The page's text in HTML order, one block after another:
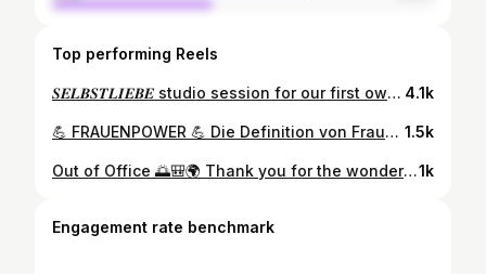
Top performing Reels
𝑺𝑬𝑳𝑩𝑺𝑻𝑳𝑰𝑬𝑩𝑬 studio session for our first own colab song 4.1k
💪 FRAUENPOWER 💪 Die Definition von Frauenpower und Lebensfreunde -> @michaela_suessbauer 💯😊 Heute zeigt euch @michaela_suessbauer dass unsere Mode wirklich zu jedem Anlass getragen werden kann - auch zum Tanz- und Fitnesskurs 😍🙏 Durch das elastische Bi-Stretch-Material unserer Hose „SILVIE“ bist du frei in deinen Bewegungen und in der aufregenden Kombi mit unserer Glitzerweste „PIA“ sind dir staunende Blicke garantiert 🤩 Bei diesen lebensfrohen Aufnahmen von @michaela_suessbauer im ROBINSON CABO VERDE möchten wir am liebsten direkt mittanzen 💃 (…und wegfliegen ✈️☀️) Was denkt ihr: Unsere Mode + Sport?! Geht das? 😉 Wir sind gespannt auf eure Meinung 😘 • • • #robinson #fitness #tanzen #goodvibes #happy #fashionlover #fashionmaker #ancoramoda #ancoramodagmbh 1.5k
Out of Office 🌅🎒🌍 Thank you for the wonderful photos ❤️❤️❤️ #winshapefashion #winshape #outofoffice #fitness #athleisure #fitnessgirl #dance #dancegirl #womanfashion #womenclothes #fitnessfashion #sportfashion #sportclothes #sportswear #sportkleidung #sportmode #sportlich #bra #sportbra #leggings #tights #functional #tealgreen #delicatemint #elegance #comfort #outfit #sportoutfit1k
Engagement rate benchmark